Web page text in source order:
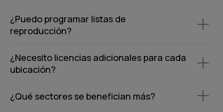
¿Puedo programar listas de
reproducción?
¿Necesito licencias adicionales para cada
ubicación?
¿Qué sectores se benefician más?